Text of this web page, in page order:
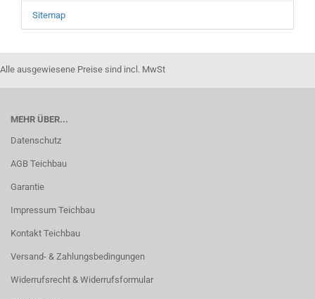
Sitemap
Alle ausgewiesene Preise sind incl. MwSt
MEHR ÜBER...
Datenschutz
AGB Teichbau
Garantie
Impressum Teichbau
Kontakt Teichbau
Versand- & Zahlungsbedingungen
Widerrufsrecht & Widerrufsformular